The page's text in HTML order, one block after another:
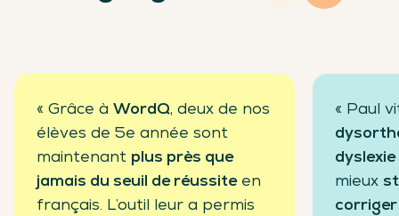
« Grâce à WordQ, deux de nos
élèves de 5e année sont
maintenant plus près que
jamais du seuil de réussiteen
français. L’outil leur a permis
« Paul
dyslexie
mieux